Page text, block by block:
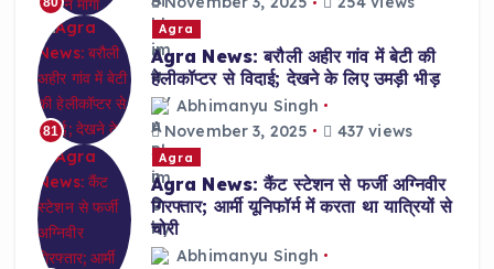
81
Agra
Agra News: बरौली अहीर गांव में बेटी की
हेलीकॉप्टर से विदाई; देखने के लिए उमड़ी भीड़
Abhimanyu Singh
November 3, 2025
437 views
Agra
Agra News: कैंट स्टेशन से फर्जी अग्निवीर
गिरफ्तार; आर्मी यूनिफॉर्म में करता था यात्रियों से
चोरी
Abhimanyu Singh